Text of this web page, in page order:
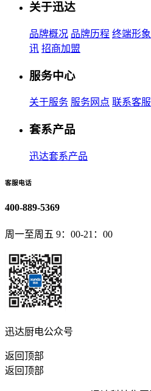
关于迅达
品牌概况 品牌历程 终端形象
讯 招商加盟
服务中心
关于服务 服务网点 联系客服
套系产品
迅达套系产品
客服电话
400-889-5369
周一至周五 9：00-21：00
迅达厨电公众号
返回顶部
返回顶部